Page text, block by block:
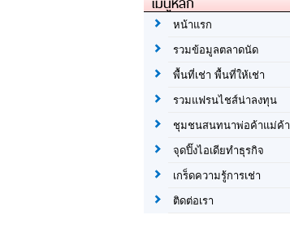
หน้าแรก
รวมข้อมูลตลาดนัด
พื้นที่เช่า พื้นที่ให้เช่า
รวมแฟรนไชส์น่าลงทุน
ชุมชนสนทนาพ่อค้าแม่ค้า
จุดปิ๊งไอเดียทำธุรกิจ
เกร็ดความรู้การเช่า
ติดต่อเรา